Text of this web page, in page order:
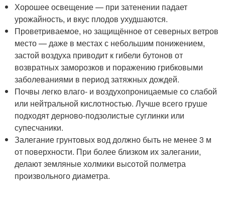
Хорошее освещение — при затенении падает
урожайность, и вкус плодов ухудшаются.
Проветриваемое, но защищённое от северных ветров
место — даже в местах с небольшим понижением,
застой воздуха приводит к гибели бутонов от
возвратных заморозков и поражению грибковыми
заболеваниями в период затяжных дождей.
Почвы легко влаго- и воздухопроницаемые со слабой
или нейтральной кислотностью. Лучше всего груше
подходят дерново-подзолистые суглинки или
супесчаники.
Залегание грунтовых вод должно быть не менее 3 м
от поверхности. При более близком их залегании,
делают земляные холмики высотой полметра
произвольного диаметра.